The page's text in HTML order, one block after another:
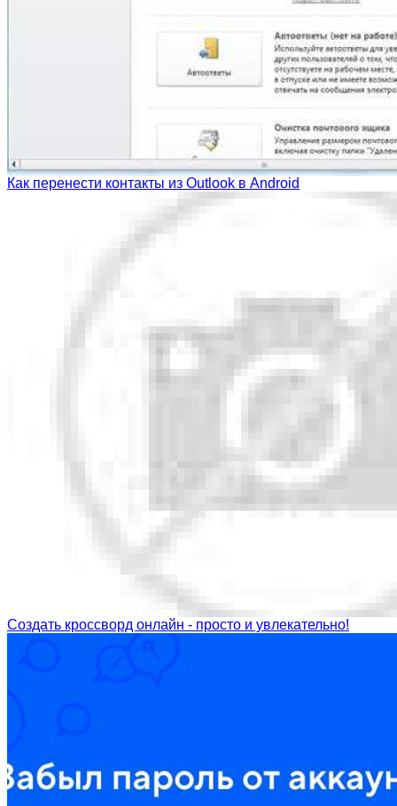
Как перенести контакты из Outlook в Android
Создать кроссворд онлайн - просто и увлекательно!